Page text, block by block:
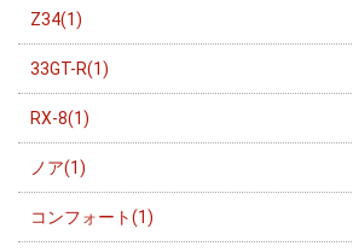
Z34(1)
33GT-R(1)
RX-8(1)
ノア(1)
コンフォート(1)